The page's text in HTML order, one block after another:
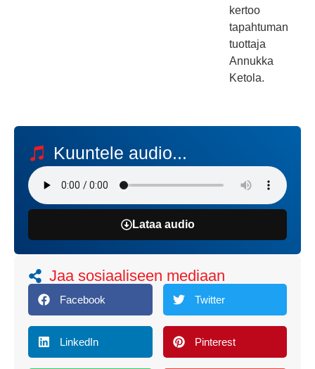
kertoo
tapahtuman
tuottaja
Annukka
Ketola.
Kuuntele audio...
Lataa audio
Jaa sosiaaliseen mediaan
Facebook Twitter
LinkedIn Pinterest